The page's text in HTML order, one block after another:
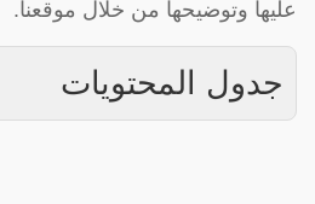
عليها وتوضيحها من خلال موقعنا.
جدول المحتويات